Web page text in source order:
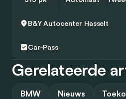
B&Y Autocenter Hasselt
Car-Pass
Gerelateerde
BMW Nieuws